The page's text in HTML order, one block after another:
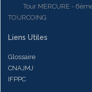
Tour MERCURE - 6ème
TOURCOING
Liens Utiles
Glossaire
CNAJMJ
IFPPC